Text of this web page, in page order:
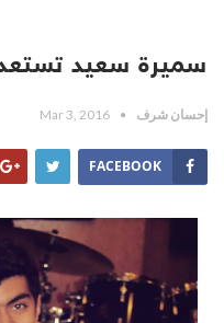
سميرة سعيد تستعد
إحسان شرف Mar 3, 2016
FACEBOOK